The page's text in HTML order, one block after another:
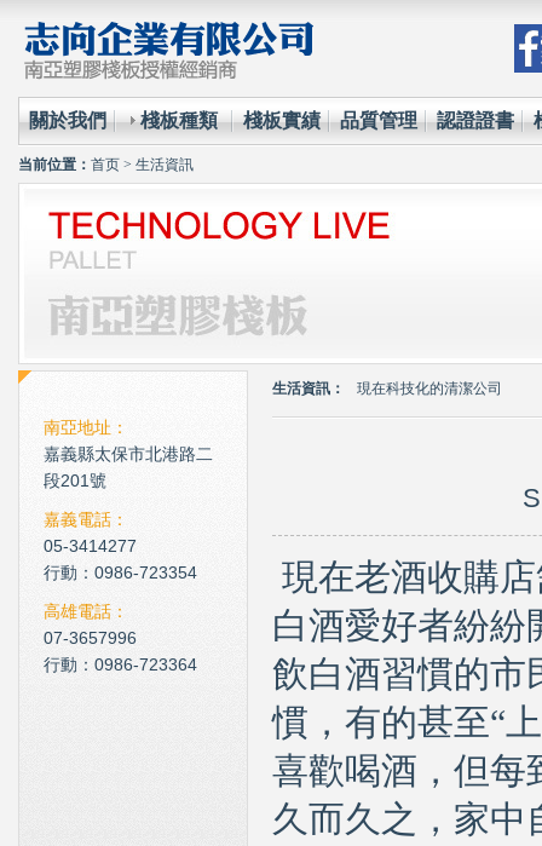
關於我們 棧板種類 棧板實績 品質管理 認證證書
当前位置： 首页 > 生活資訊
南亞地址：
嘉義縣太保市北港路二
段201號
嘉義電話：
05-3414277
行動：0986-723354
高雄電話：
07-3657996
行動：0986-723364
生活資訊： 現在科技化的清潔公司
環保材質的使用已經成為全
台塑王永慶的傳奇一生與典
現在科技化的清潔公司
雲南臘肉的醃製介紹
心肌梗塞拍打手肘傳言是假
現在老酒收購
白酒愛好者紛紛
飲白酒習慣的市
慣，有的甚至“
喜歡喝酒，但每
久而久之，家中